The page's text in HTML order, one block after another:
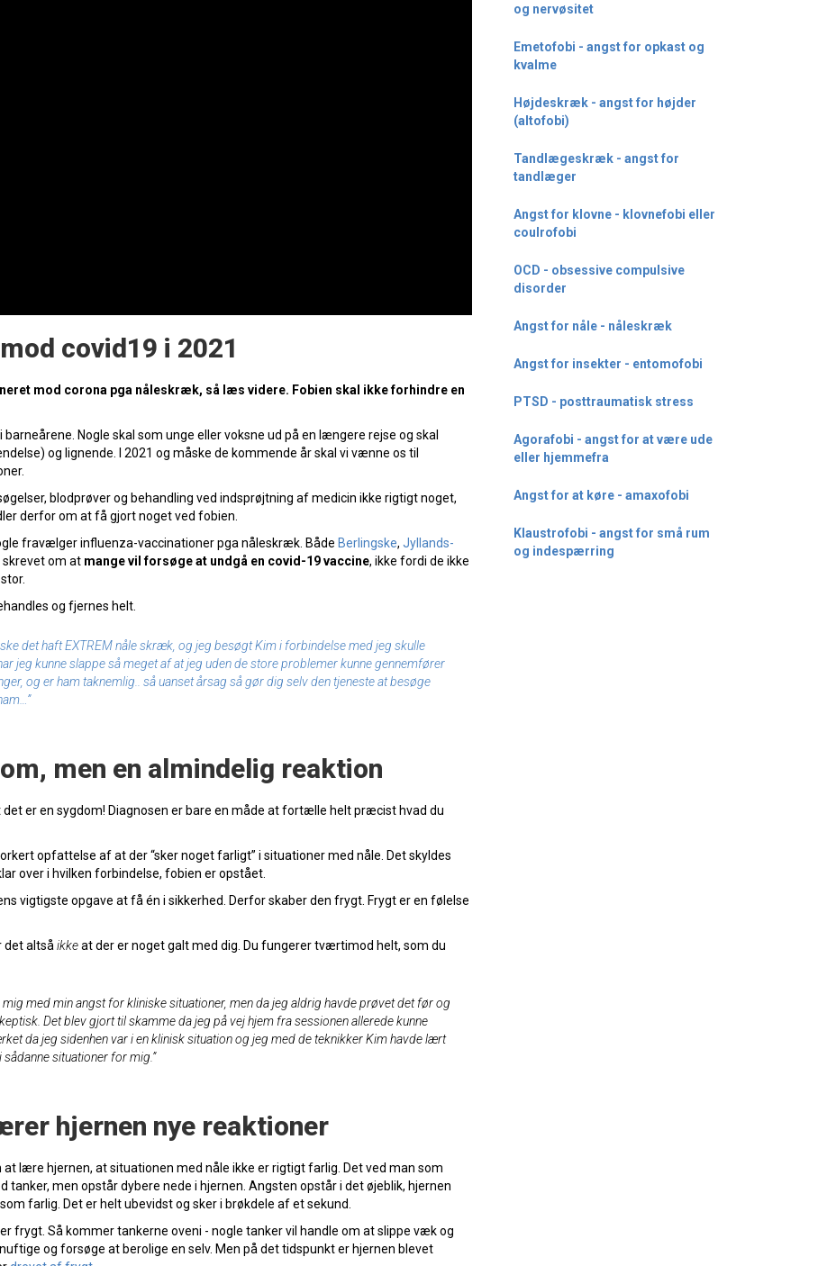
covid19 i 2021
mod corona pga nåleskræk, så læs videre. Fobien skal ikke forhindre en
Nogle skal som unge eller voksne ud på en længere rejse og skal
og lignende. I 2021 og måske de kommende år skal vi vænne os til
blodprøver og behandling ved indsprøjtning af medicin ikke rigtigt noget,
derfor om at få gjort noget ved fobien.
fravælger influenza-vaccinationer pga nåleskræk. Både Berlingske, Jyllands-
om at mange vil forsøge at undgå en covid-19 vaccine, ikke fordi de ikke
og fjernes helt.
det haft EXTREM nåle skræk, og jeg besøgt Kim i forbindelse med jeg skulle
jeg kunne slappe så meget af at jeg uden de store problemer kunne gennemfører
og er ham taknemlig.. så uanset årsag så gør dig selv den tjeneste at besøge
men en almindelig reaktion
er en sygdom! Diagnosen er bare en måde at fortælle helt præcist hvad du
opfattelse af at der “sker noget farligt” i situationer med nåle. Det skyldes
over i hvilken forbindelse, fobien er opstået.
vigtigste opgave at få én i sikkerhed. Derfor skaber den frygt. Frygt er en følelse
det altså ikkeat der er noget galt med dig. Du fungerer tværtimod helt, som du
med min angst for kliniske situationer, men da jeg aldrig havde prøvet det før og
Det blev gjort til skamme da jeg på vej hjem fra sessionen allerede kunne
da jeg sidenhen var i en klinisk situation og jeg med de teknikker Kim havde lært
situationer for mig.”
hjernen nye reaktioner
lære hjernen, at situationen med nåle ikke er rigtigt farlig. Det ved man som
men opstår dybere nede i hjernen. Angsten opstår i det øjeblik, hjernen
farlig. Det er helt ubevidst og sker i brøkdele af et sekund.
frygt. Så kommer tankerne oveni - nogle tanker vil handle om at slippe væk og
og forsøge at berolige en selv. Men på det tidspunkt er hjernen blevet
og nervøsitet
Emetofobi - angst for opkast og
kvalme
Højdeskræk - angst for højder
(altofobi)
Tandlægeskræk - angst for
tandlæger
Angst for klovne - klovnefobi eller
coulrofobi
OCD - obsessive compulsive
disorder
Angst for nåle - nåleskræk
Angst for insekter - entomofobi
PTSD - posttraumatisk stress
Agorafobi - angst for at være ude
eller hjemmefra
Angst for at køre - amaxofobi
Klaustrofobi - angst for små rum
og indespærring